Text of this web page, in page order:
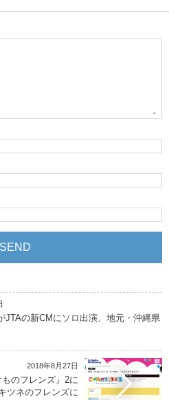
JTAの新CMにソロ出演、地元・沖縄県
2018年8月27日
のフレンズ』2に
ツネのフレンズに